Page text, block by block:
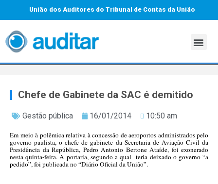
União dos Auditores do Tribunal de Contas da União
Chefe de Gabinete da SAC é demitido
Gestão pública 16/01/2014 10:50 am
Em meio à polêmica relativa à concessão de aeroportos administrados pelo
governo paulista, o chefe de gabinete da Secretaria de Aviação Civil da
Presidência da República, Pedro Antonio Bertone Ataíde, foi exonerado
nesta quinta-feira. A portaria, segundo a qual teria deixado o governo “a
pedido”, foi publicada no “Diário Oficial da União”.